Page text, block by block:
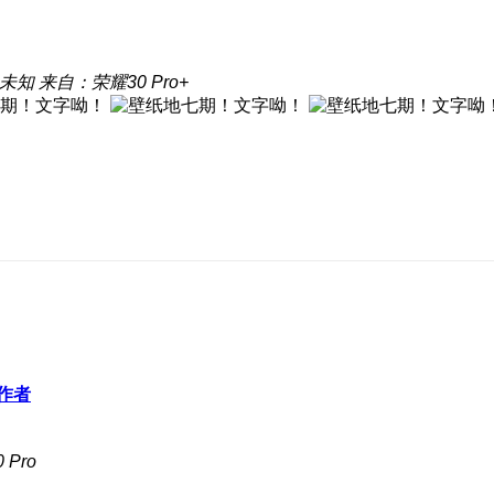
知 来自：荣耀30 Pro+
者
Pro